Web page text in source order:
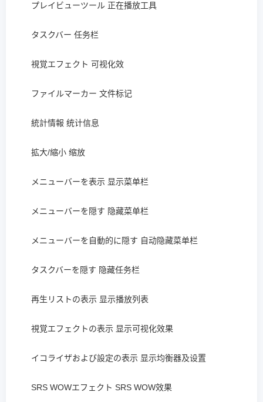
プレイビューツール 正在播放工具
タスクバー 任务栏
視覚エフェクト 可视化效
ファイルマーカー 文件标记
統計情報 统计信息
拡大/縮小 缩放
メニューバーを表示 显示菜单栏
メニューバーを隠す 隐藏菜单栏
メニューバーを自動的に隠す 自动隐藏菜单栏
タスクバーを隠す 隐藏任务栏
再生リストの表示 显示播放列表
視覚エフェクトの表示 显示可视化效果
イコライザおよび設定の表示 显示均衡器及设置
SRS WOWエフェクト SRS WOW效果